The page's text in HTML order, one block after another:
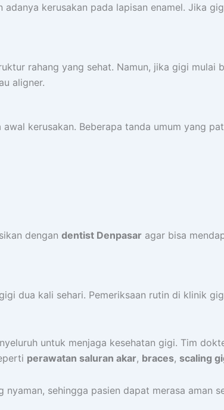
adanya kerusakan pada lapisan enamel. Jika
rahang yang sehat. Namun, jika gigi
aligner.
kerusakan. Beberapa tanda umum yang
dengan dentist Denpasar agar bisa
dua kali sehari. Pemeriksaan rutin di klinik
untuk menjaga kesehatan gigi. Tim
perawatan saluran akar, braces, scaling
sehingga pasien dapat merasa aman